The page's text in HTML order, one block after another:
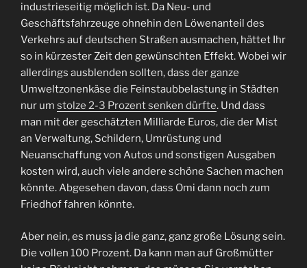
industrieseitig möglich ist. Da Neu- und
Geschäftsfahrzeuge ohnehin den Löwenanteil des
Verkehrs auf deutschen Straßen ausmachen, hättet Ihr
so in kürzester Zeit den gewünschten Effekt. Wobei wir
allerdings ausblenden sollten, dass der ganze
Umweltzonenkäse die Feinstaubbelastung in Städten
nur um stolze 2-3 Prozent senken dürfte. Und dass
man mit der geschätzten Milliarde Euros, die der Mist
an Verwaltung, Schildern, Umrüstung und
Neuanschaffung von Autos und sonstigen Ausgaben
kosten wird, auch viele andere schöne Sachen machen
könnte. Abgesehen davon, dass Omi dann noch zum
Friedhof fahren könnte.
Aber nein, es muss ja die ganz, ganz große Lösung sein.
Die vollen 100 Prozent. Da kann man auf Großmütter